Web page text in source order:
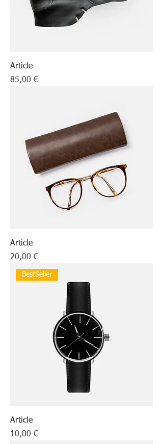
Article
Prix
85,00 €
Article
Prix
20,00 €
BestSeller
Article
Prix
10,00 €